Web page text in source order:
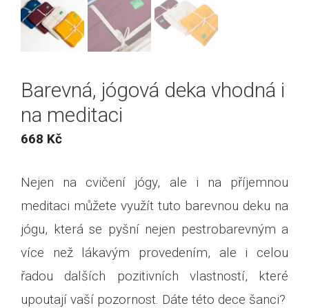
Barevná, jógová deka vhodná i
na meditaci
668 Kč
Nejen na cvičení jógy, ale i na příjemnou
meditaci můžete využít tuto barevnou deku na
jógu, která se pyšní nejen pestrobarevným a
více než lákavým provedením, ale i celou
řadou dalších pozitivních vlastností, které
upoutají vaší pozornost. Dáte této dece šanci?